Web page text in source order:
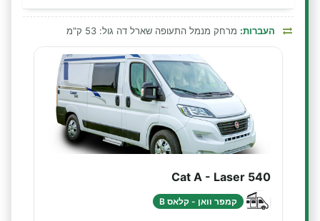
העברות: מרחק מנמל התעופה שארל דה גול: 53 ק"מ
Cat A - Laser 540
קמפר וואן - קלאס B